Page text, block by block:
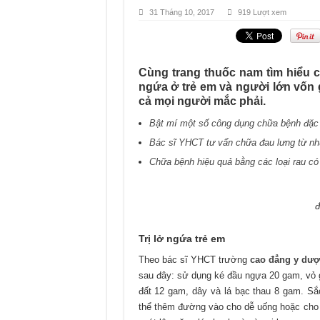
31 Tháng 10, 2017 919 Lượt xem
Cùng trang thuốc nam tìm hiểu
ngứa ở trẻ em và người lớn vốn
cả mọi người mắc phải.
Bật mí một số công dụng chữa bệnh
Bác sĩ YHCT tư vấn chữa đau lưng từ
Chữa bệnh hiệu quả bằng các loại rau
Trị lở ngứa trẻ em
Theo bác sĩ YHCT trường cao đẳng y
sau đây: sử dụng ké đầu ngựa 20 gam,
đất 12 gam, dây và lá bạc thau 8 gam.
thể thêm đường vào cho dễ uống hoặc